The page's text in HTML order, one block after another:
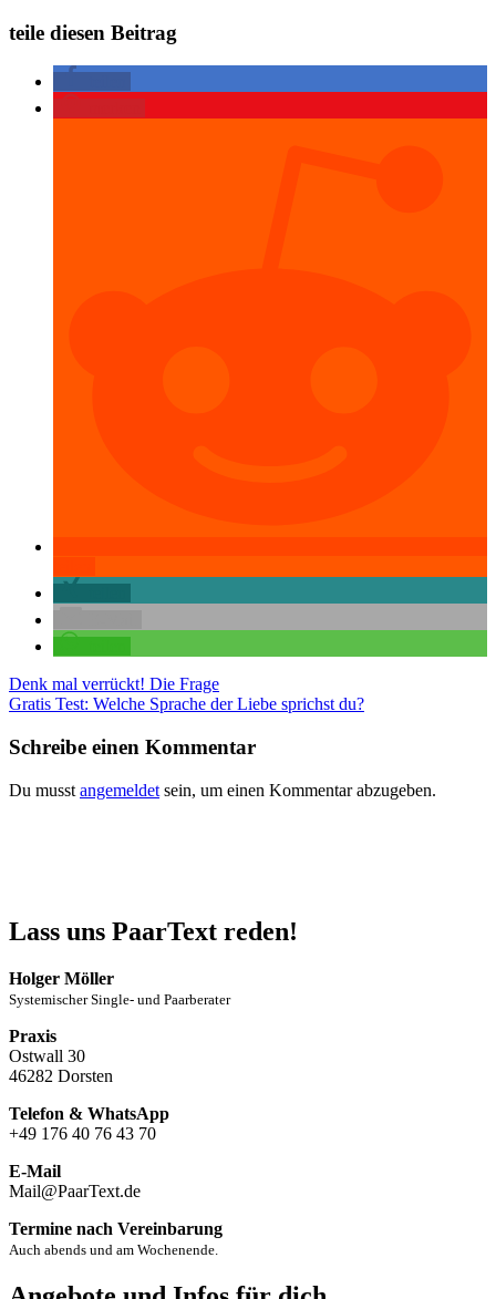
teile diesen Beitrag
Beitragsnavigation
Denk mal verrückt! Die Frage
Gratis Test: Welche Sprache der Liebe sprichst du?
Schreibe einen Kommentar
Du musst angemeldet sein, um einen Kommentar abzugeben.
Lass uns PaarText reden!
Holger Möller
Systemischer Single- und Paarberater
Praxis
Ostwall 30
46282 Dorsten
Telefon & WhatsApp
+49 176 40 76 43 70
E-Mail
Mail@PaarText.de
Termine nach Vereinbarung
Auch abends und am Wochenende.